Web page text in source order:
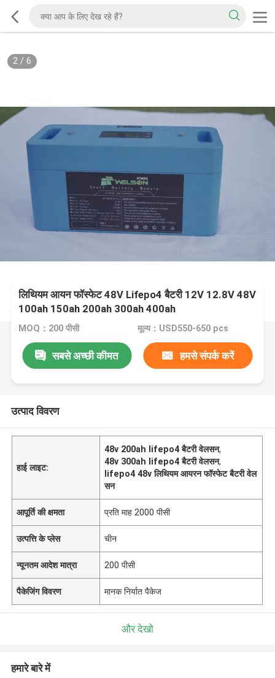
2/ 6
लिथियम आयन फॉस्फेट 48V Lifepo4 बैटरी 12V 12.8V 48V
100ah 150ah 200ah 300ah 400ah
MOQ：200 पीसी मूल्य：USD550-650 pcs
सबसे अच्छी कीमत हमसे संपर्क करें
उत्पाद विवरण
हाई लाइट:
48v 200ah lifepo4 बैटरी वेलसन,
48v 300ah lifepo4 बैटरी वेलसन,
lifepo4 48v लिथियम आयरन फॉस्फेट बैटरी वेल
सन
आपूर्ति की क्षमता प्रति माह 2000 पीसी
उत्पत्ति के प्लेस चीन
न्यूनतम आदेश मात्रा 200 पीसी
पैकेजिंग विवरण मानक निर्यात पैकेज
और देखो
हमारे बारे में